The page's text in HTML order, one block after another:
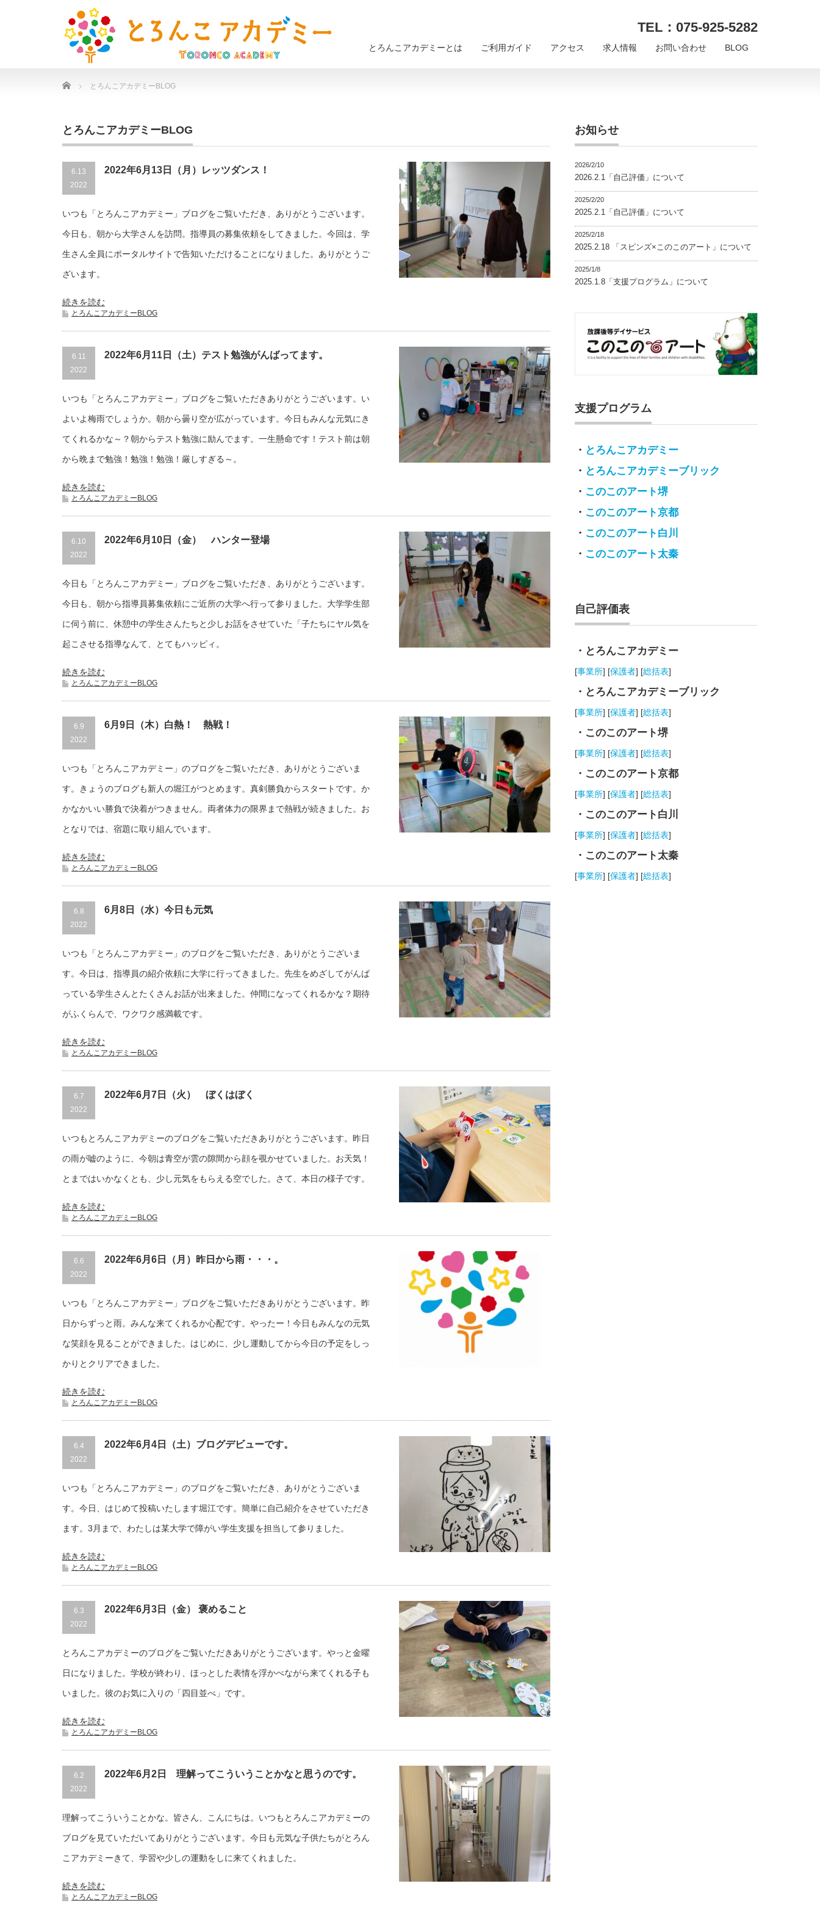
TEL：075-925-5282
とろんこアカデミーとは ご利用ガイド アクセス 求人情報 お問い合わせ BLOG
Home とろんこアカデミーBLOG
とろんこアカデミーBLOG
6.13
2022
2022年6月13日（月）レッツダンス！
いつも「とろんこアカデミー」ブログをご覧いただき、ありがとうございます。
今日も、朝から大学さんを訪問。指導員の募集依頼をしてきました。今回は、学
生さん全員にポータルサイトで告知いただけることになりました。ありがとうご
ざいます。
続きを読む
とろんこアカデミーBLOG
6.11
2022
2022年6月11日（土）テスト勉強がんばってます。
いつも「とろんこアカデミー」ブログをご覧いただきありがとうございます。い
よいよ梅雨でしょうか。朝から曇り空が広がっています。今日もみんな元気にき
てくれるかな～？朝からテスト勉強に励んでます。一生懸命です！テスト前は朝
から晩まで勉強！勉強！勉強！厳しすぎる～。
続きを読む
とろんこアカデミーBLOG
6.10
2022
2022年6月10日（金） ハンター登場
今日も「とろんこアカデミー」ブログをご覧いただき、ありがとうございます。
今日も、朝から指導員募集依頼にご近所の大学へ行って参りました。大学学生部
に伺う前に、休憩中の学生さんたちと少しお話をさせていた「子たちにヤル気を
起こさせる指導なんて、とてもハッピィ。
続きを読む
とろんこアカデミーBLOG
6.9
2022
6月9日（木）白熱！ 熱戦！
いつも「とろんこアカデミー」のブログをご覧いただき、ありがとうございま
す。きょうのブログも新人の堀江がつとめます。真剣勝負からスタートです。か
かなかいい勝負で決着がつきません。両者体力の限界まで熱戦が続きました。お
となりでは、宿題に取り組んでいます。
続きを読む
とろんこアカデミーBLOG
6.8
2022
6月8日（水）今日も元気
いつも「とろんこアカデミー」のブログをご覧いただき、ありがとうございま
す。今日は、指導員の紹介依頼に大学に行ってきました。先生をめざしてがんば
っている学生さんとたくさんお話が出来ました。仲間になってくれるかな？期待
がふくらんで、ワクワク感満載です。
続きを読む
とろんこアカデミーBLOG
6.7
2022
2022年6月7日（火） ぼくはぼく
いつもとろんこアカデミーのブログをご覧いただきありがとうございます。昨日
の雨が嘘のように、今朝は青空が雲の隙間から顔を覗かせていました。お天気！
とまではいかなくとも、少し元気をもらえる空でした。さて、本日の様子です。
続きを読む
とろんこアカデミーBLOG
6.6
2022
2022年6月6日（月）昨日から雨・・・。
いつも「とろんこアカデミー」ブログをご覧いただきありがとうございます。昨
日からずっと雨。みんな来てくれるか心配です。やったー！今日もみんなの元気
な笑顔を見ることができました。はじめに、少し運動してから今日の予定をしっ
かりとクリアできました。
続きを読む
とろんこアカデミーBLOG
6.4
2022
2022年6月4日（土）ブログデビューです。
いつも「とろんこアカデミー」のブログをご覧いただき、ありがとうございま
す。今日、はじめて投稿いたします堀江です。簡単に自己紹介をさせていただき
ます。3月まで、わたしは某大学で障がい学生支援を担当して参りました。
続きを読む
とろんこアカデミーBLOG
6.3
2022
2022年6月3日（金） 褒めること
とろんこアカデミーのブログをご覧いただきありがとうございます。やっと金曜
日になりました。学校が終わり、ほっとした表情を浮かべながら来てくれる子も
いました。彼のお気に入りの「四目並べ」です。
続きを読む
とろんこアカデミーBLOG
6.2
2022
2022年6月2日 理解ってこういうことかなと思うのです。
理解ってこういうことかな。皆さん、こんにちは。いつもとろんこアカデミーの
ブログを見ていただいてありがとうございます。今日も元気な子供たちがとろん
こアカデミーきて、学習や少しの運動をしに来てくれました。
続きを読む
とろんこアカデミーBLOG
お知らせ
2026/2/10
2026.2.1「自己評価」について
2025/2/20
2025.2.1「自己評価」について
2025/2/18
2025.2.18 「スピンズ×このこのアート」について
2025/1/8
2025.1.8「支援プログラム」について
支援プログラム
・ とろんこアカデミー
・ とろんこアカデミーブリック
・ このこのアート堺
・ このこのアート京都
・ このこのアート白川
・ このこのアート太秦
自己評価表
・とろんこアカデミー
[事業所] [保護者] [総括表]
・とろんこアカデミーブリック
[事業所] [保護者] [総括表]
・このこのアート堺
[事業所] [保護者] [総括表]
・このこのアート京都
[事業所] [保護者] [総括表]
・このこのアート白川
[事業所] [保護者] [総括表]
・このこのアート太秦
[事業所] [保護者] [総括表]